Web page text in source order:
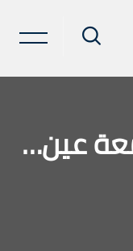
كلية الحقوق - جامعة عين شمس